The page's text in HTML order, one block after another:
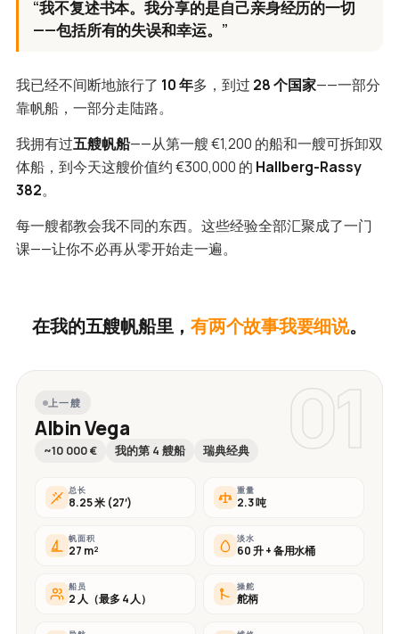
“我不复述书本。我分享的是自己亲身经历的一切
——包括所有的失误和幸运。”
我已经不间断地旅行了 10 年多，到过 28 个国家——一部分
靠帆船，一部分走陆路。
我拥有过五艘帆船——从第一艘 €1,200 的船和一艘可拆卸双
体船，到今天这艘价值约 €300,000 的 Hallberg-Rassy
382。
每一艘都教会我不同的东西。这些经验全部汇聚成了一门
课——让你不必再从零开始走一遍。
在我的五艘帆船里，有两个故事我要细说。
01
上一艘
Albin Vega
~10 000 € 我的第 4 艘船 瑞典经典
总长
8.25 米 (27′)
重量
2.3 吨
帆面积
27 m²
淡水
60 升 + 备用水桶
船员
2 人（最多 4 人）
操舵
舵柄